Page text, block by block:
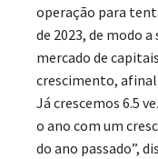
operação para
de 2023, de modo
mercado de
crescimento, afinal
Já crescemos 6.5
o ano com um
do ano passado”,